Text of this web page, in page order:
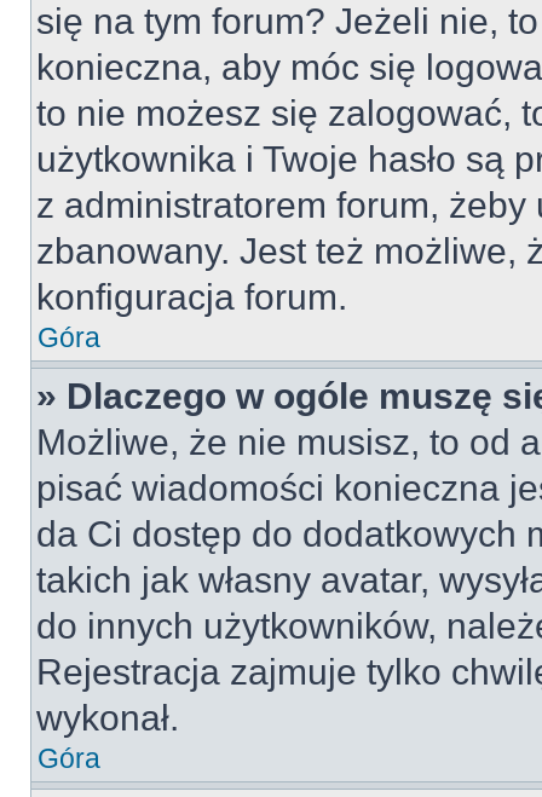
się na tym forum? Jeżeli nie,
konieczna, aby móc się
to nie możesz się zalogować,
użytkownika i Twoje hasło są
z administratorem forum, żeby
zbanowany. Jest też możliwe,
konfiguracja forum.
Góra
» Dlaczego w ogóle muszę
Możliwe, że nie musisz, to od
pisać wiadomości konieczna
da Ci dostęp do dodatkowych
takich jak własny avatar,
do innych użytkowników,
Rejestracja zajmuje tylko
wykonał.
Góra